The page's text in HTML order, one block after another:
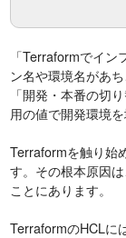
「Terraformでイ
ン名や環境名があ
「開発・本番の切
用の値で開発環境
Terraformを触り始
す。その根本原因
ことにあります。
TerraformのHCLに